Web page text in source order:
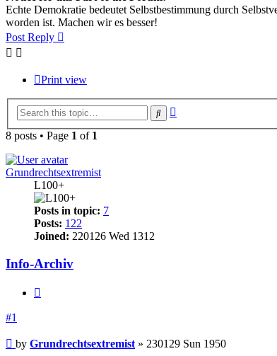
Echte Demokratie bedeutet Selbstbestimmung durch
worden ist. Machen wir es besser!
Post Reply
Print view
Search
8 posts • Page 1 of 1
Grundrechtsextremist
L100+
Posts in topic: 7
Posts: 122
Joined: 220126 Wed 1312
Info-Archiv
#1
Post
by Grundrechtsextremist » 230129 Sun 1950